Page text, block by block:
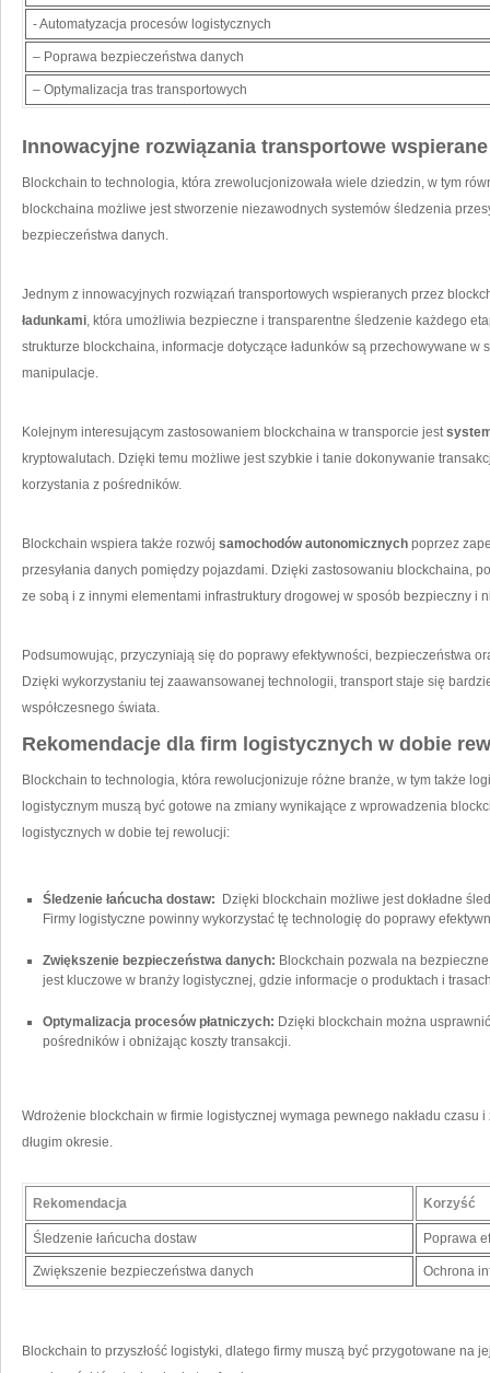
-‍ Automatyzacja ⁤procesów logistycznych
– Poprawa bezpieczeństwa danych
– Optymalizacja tras transportowych
Innowacyjne rozwiązania‍ transportowe
Blockchain to technologia, która zrewolucjonizowała wiele dziedzin,‍ w tym​
blockchaina możliwe jest stworzenie niezawodnych systemów śledzenia‌
bezpieczeństwa danych.
Jednym z innowacyjnych rozwiązań transportowych⁢ wspieranych przez⁣
ładunkami, która umożliwia bezpieczne i transparentne śledzenie każdego⁤
strukturze blockchaina, informacje dotyczące ładunków są przechowywane w⁢
manipulacje.
Kolejnym interesującym zastosowaniem blockchaina w transporcie jest
kryptowalutach. Dzięki temu możliwe jest szybkie i tanie dokonywanie
korzystania‌ z​ pośredników.
Blockchain wspiera także rozwój⁣ samochodów autonomicznych poprzez
przesyłania ⁢danych pomiędzy pojazdami. Dzięki zastosowaniu blockchaina,
ze sobą i z innymi elementami infrastruktury drogowej w sposób ⁢bezpieczny i
Podsumowując, przyczyniają się do ⁢poprawy efektywności, bezpieczeństwa
Dzięki wykorzystaniu tej zaawansowanej technologii, transport staje się
współczesnego świata.
Rekomendacje dla firm logistycznych w dobie
Blockchain to technologia, która rewolucjonizuje różne branże, w tym także⁢
logistycznym muszą ⁤być gotowe na zmiany wynikające z wprowadzenia
⁤logistycznych w‍ dobie tej rewolucji:
Śledzenie łańcucha dostaw:
Dzięki ‍blockchain możliwe jest dokładne​
Firmy logistyczne powinny wykorzystać​ tę technologię do poprawy
Zwiększenie bezpieczeństwa danych: Blockchain pozwala⁢ na
jest⁤ kluczowe w branży logistycznej, gdzie ​informacje o produktach‍ i
Optymalizacja procesów płatniczych: Dzięki blockchain można
pośredników i​ obniżając⁤ koszty transakcji.
Wdrożenie blockchain w firmie ‍logistycznej wymaga ‌pewnego ⁤nakładu⁤ czasu‍
długim okresie.
Rekomendacja Korzyść
Śledzenie łańcucha dostaw Poprawa⁢
Zwiększenie‌ bezpieczeństwa danych Ochrona​
Blockchain to przyszłość logistyki, dlatego firmy muszą być ‌przygotowane ⁤na